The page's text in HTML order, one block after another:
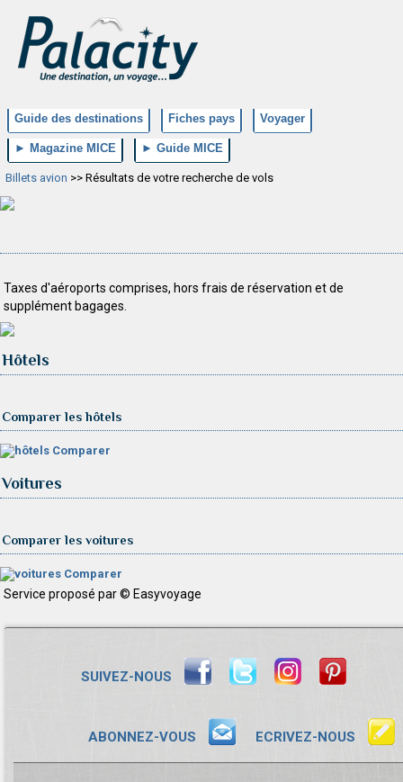
Guide des destinations Fiches pays Voyager
► Magazine MICE ► Guide MICE
Billets avion >> Résultats de votre recherche de vols
Taxes d'aéroports comprises, hors frais de réservation et de
supplément bagages.
Hôtels
Comparer les hôtels
Comparer
Voitures
Comparer les voitures
Comparer
Service proposé par © Easyvoyage
SUIVEZ-NOUS
ABONNEZ-VOUS ECRIVEZ-NOUS